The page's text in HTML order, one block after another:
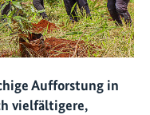
Aufforstung in
vielfältigere,